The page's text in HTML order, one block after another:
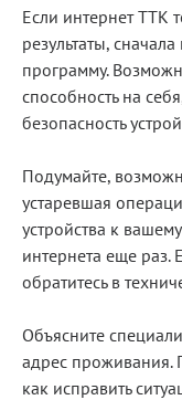
Если интернет ТТК
результаты,
программу.
способность на
безопасность
Подумайте,
устаревшая
устройства к
интернета еще раз.
обратитесь в
Объясните
адрес проживания.
как исправить